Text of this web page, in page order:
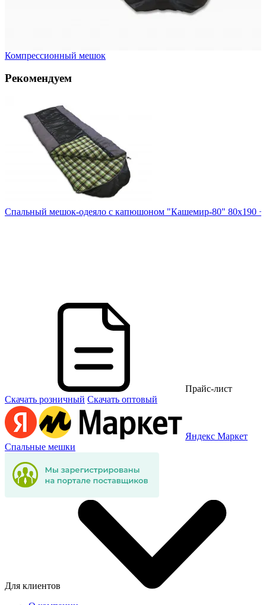
Компрессионный мешок
Рекомендуем
Спальный мешок-одеяло с капюшоном "Кашемир-80" 80х190
Прайс-лист
Скачать розничный Скачать оптовый
Яндекс Маркет
Спальные мешки
Для клиентов